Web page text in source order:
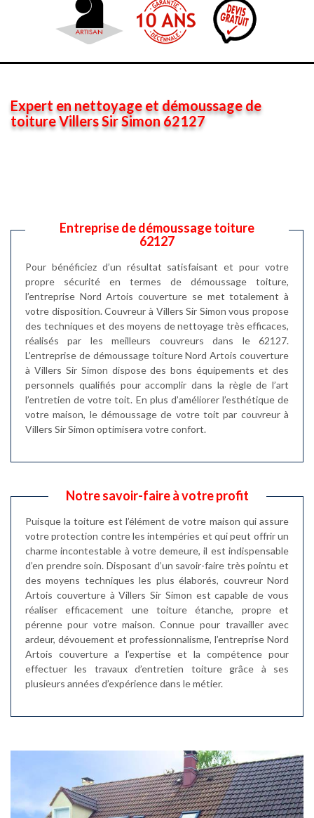
Expert en nettoyage et démoussage de
toiture Villers Sir Simon 62127
Entreprise de démoussage toiture
62127
Pour bénéficiez d’un résultat satisfaisant et pour votre
propre sécurité en termes de démoussage toiture,
l’entreprise Nord Artois couverture se met totalement à
votre disposition. Couvreur à Villers Sir Simon vous propose
des techniques et des moyens de nettoyage très efficaces,
réalisés par les meilleurs couvreurs dans le 62127.
L’entreprise de démoussage toiture Nord Artois couverture
à Villers Sir Simon dispose des bons équipements et des
personnels qualifiés pour accomplir dans la règle de l’art
l’entretien de votre toit. En plus d’améliorer l’esthétique de
votre maison, le démoussage de votre toit par couvreur à
Villers Sir Simon optimisera votre confort.
Notre savoir-faire à votre profit
Puisque la toiture est l’élément de votre maison qui assure
votre protection contre les intempéries et qui peut offrir un
charme incontestable à votre demeure, il est indispensable
d’en prendre soin. Disposant d’un savoir-faire très pointu et
des moyens techniques les plus élaborés, couvreur Nord
Artois couverture à Villers Sir Simon est capable de vous
réaliser efficacement une toiture étanche, propre et
pérenne pour votre maison. Connue pour travailler avec
ardeur, dévouement et professionnalisme, l’entreprise Nord
Artois couverture a l’expertise et la compétence pour
effectuer les travaux d’entretien toiture grâce à ses
plusieurs années d’expérience dans le métier.